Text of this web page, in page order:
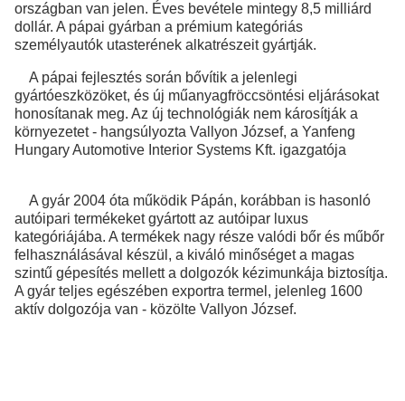
országban van jelen. Éves bevétele mintegy 8,5 milliárd
dollár. A pápai gyárban a prémium kategóriás
személyautók utasterének alkatrészeit gyártják.
A pápai fejlesztés során bővítik a jelenlegi
gyártóeszközöket, és új műanyagfröccsöntési eljárásokat
honosítanak meg. Az új technológiák nem károsítják a
környezetet - hangsúlyozta Vallyon József, a Yanfeng
Hungary Automotive Interior Systems Kft. igazgatója
A gyár 2004 óta működik Pápán, korábban is hasonló
autóipari termékeket gyártott az autóipar luxus
kategóriájába. A termékek nagy része valódi bőr és műbőr
felhasználásával készül, a kiváló minőséget a magas
szintű gépesítés mellett a dolgozók kézimunkája biztosítja.
A gyár teljes egészében exportra termel, jelenleg 1600
aktív dolgozója van - közölte Vallyon József.